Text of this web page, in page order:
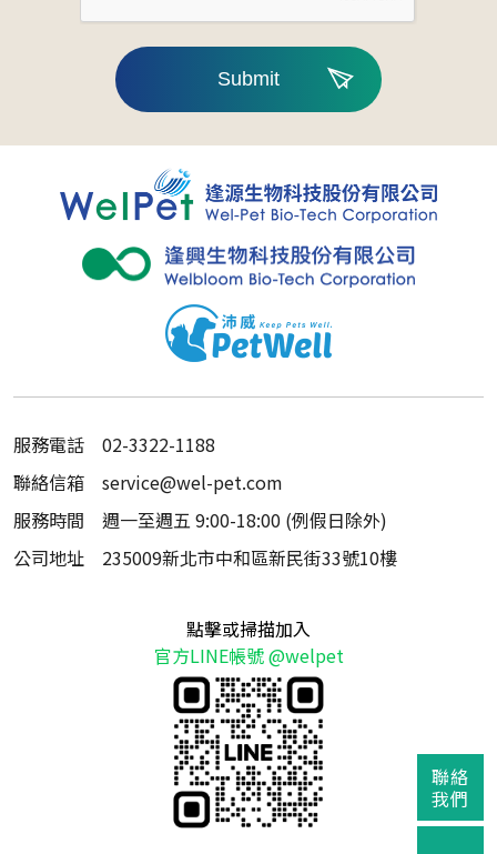
Submit
服務電話
02-3322-1188
聯絡信箱
service@wel-pet.com
服務時間
週一至週五 9:00-18:00 (例假日除外)
公司地址
235009新北市中和區新民街33號10樓
點擊或掃描加入
官方LINE帳號 @welpet
聯絡
我們